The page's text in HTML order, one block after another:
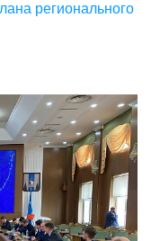
регионального